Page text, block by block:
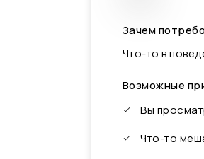
Зачем
Что-то в
Возможные
Вы
Что-то